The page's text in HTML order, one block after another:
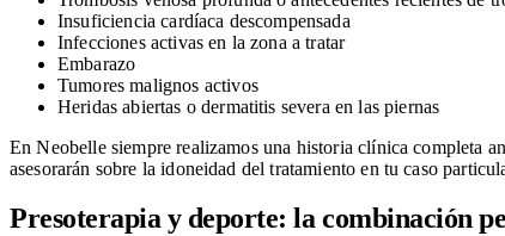
Insuficiencia cardíaca descompensada
Infecciones activas en la zona a tratar
Embarazo
Tumores malignos activos
Heridas abiertas o dermatitis severa en las piernas
En Neobelle siempre realizamos una historia clínica completa
asesorarán sobre la idoneidad del tratamiento en tu caso
Presoterapia y deporte: la combinación